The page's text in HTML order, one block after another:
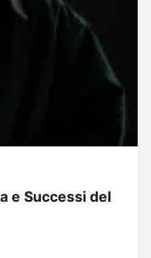
e Successi del